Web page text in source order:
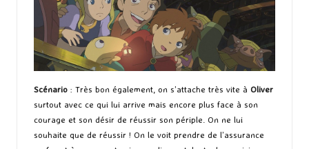
Scénario : Très bon également, on s’attache très vite à Oliver
surtout avec ce qui lui arrive mais encore plus face à son
courage et son désir de réussir son périple. On ne lui
souhaite que de réussir ! On le voit prendre de l’assurance